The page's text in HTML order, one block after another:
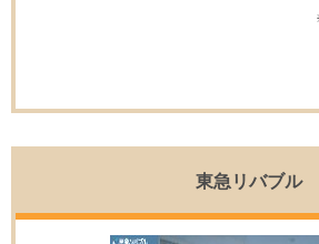
三井不動産リアルティ株式会社（本
動産仲介事業の売買仲介取扱件数に
ープが40年連続で全国No.1となりま
東急リバブル